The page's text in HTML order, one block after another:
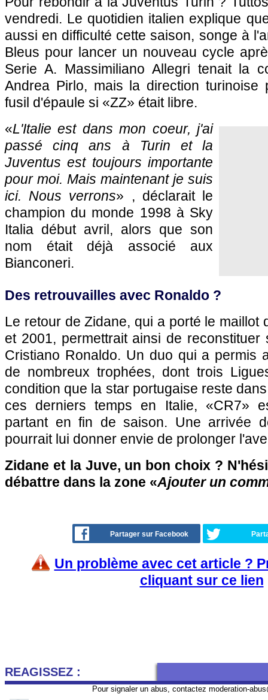
vendredi. Le quotidien italien explique
aussi en difficulté cette saison, songe à
Bleus pour lancer un nouveau cycle
Serie A. Massimiliano Allegri tenait la
Andrea Pirlo, mais la direction turinoise
fusil d'épaule si «ZZ» était libre.
«L'Italie est dans mon coeur, j'ai
passé cinq ans à Turin et la
Juventus est toujours importante
pour moi. Mais maintenant je suis
ici. Nous verrons» , déclarait le
champion du monde 1998 à Sky
Italia début avril, alors que son
nom était déjà associé aux
Bianconeri.
Des retrouvailles avec Ronaldo ?
Le retour de Zidane, qui a porté le maillot
et 2001, permettrait ainsi de reconstituer
Cristiano Ronaldo. Un duo qui a permis
de nombreux trophées, dont trois
condition que la star portugaise reste
ces derniers temps en Italie, «CR7»
partant en fin de saison. Une arrivée
pourrait lui donner envie de prolonger
Zidane et la Juve, un bon choix ?
débattre dans la zone «Ajouter un
Partager sur Facebook
Un problème avec cet article ?
cliquant sur ce lien
REAGISSEZ :
Pour signaler un abus, contactez moderation-